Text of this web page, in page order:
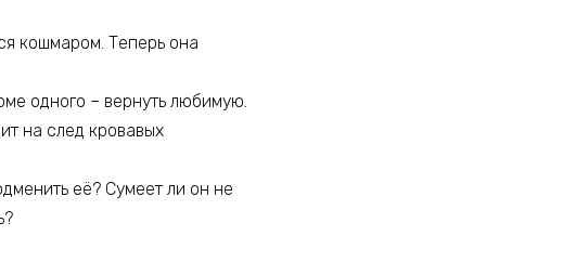
кошмаром. Теперь она
одного – вернуть любимую.
на след кровавых
её? Сумеет ли он не